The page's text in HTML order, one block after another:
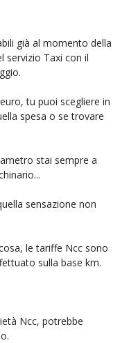
già al momento della
servizio Taxi con il
tu puoi scegliere in
spesa o se trovare
stai sempre a
sensazione non
le tariffe Ncc sono
sulla base km.
Ncc, potrebbe